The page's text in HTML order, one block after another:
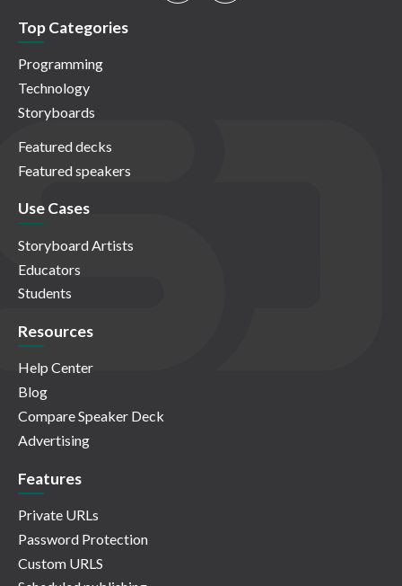
Top Categories
Programming
Technology
Storyboards
Featured decks
Featured speakers
Use Cases
Storyboard Artists
Educators
Students
Resources
Help Center
Blog
Compare Speaker Deck
Advertising
Features
Private URLs
Password Protection
Custom URLS